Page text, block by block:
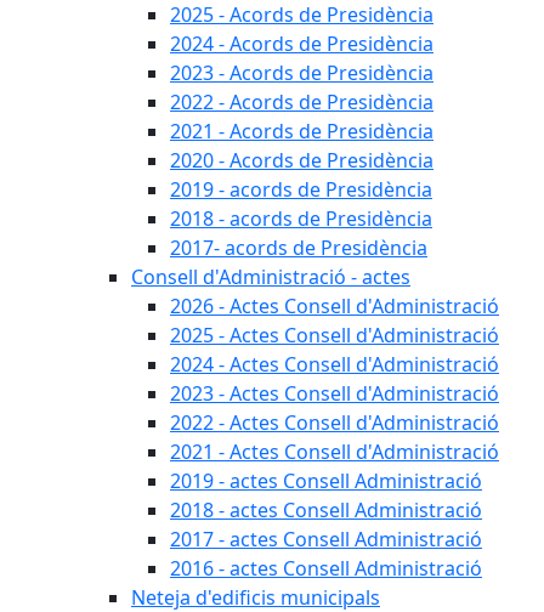
2025 - Acords de Presidència
2024 - Acords de Presidència
2023 - Acords de Presidència
2022 - Acords de Presidència
2021 - Acords de Presidència
2020 - Acords de Presidència
2019 - acords de Presidència
2018 - acords de Presidència
2017- acords de Presidència
Consell d'Administració - actes
2026 - Actes Consell d'Administració
2025 - Actes Consell d'Administració
2024 - Actes Consell d'Administració
2023 - Actes Consell d'Administració
2022 - Actes Consell d'Administració
2021 - Actes Consell d'Administració
2019 - actes Consell Administració
2018 - actes Consell Administració
2017 - actes Consell Administració
2016 - actes Consell Administració
Neteja d'edificis municipals